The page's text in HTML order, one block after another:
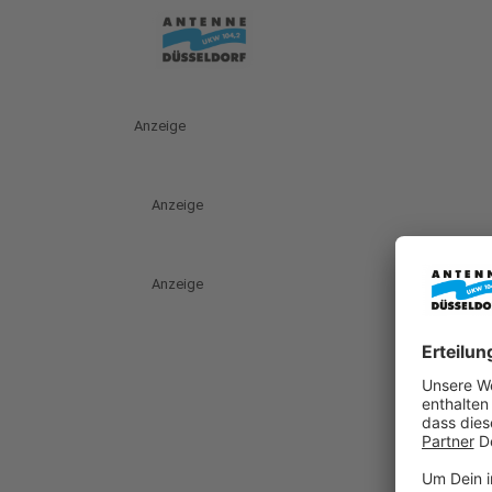
Anzeige
Anzeige
Anzeige